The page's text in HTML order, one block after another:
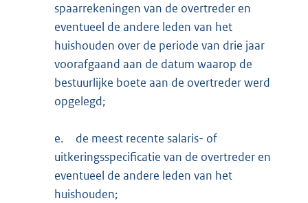
spaarrekeningen van de overtreder en
eventueel de andere leden van het
huishouden over de periode van drie jaar
voorafgaand aan de datum waarop de
bestuurlijke boete aan de overtreder werd
opgelegd;
e.
de meest recente salaris- of
uitkeringsspecificatie van de overtreder en
eventueel de andere leden van het
huishouden;